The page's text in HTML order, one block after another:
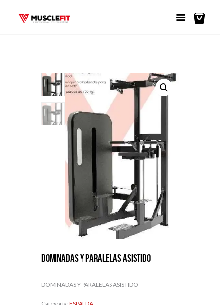
DOMINADAS Y PARALELAS ASISTIDO
DOMINADAS Y PARALELAS ASISTIDO
Categoría: ESPALDA